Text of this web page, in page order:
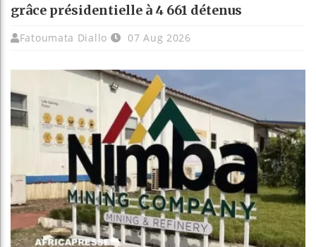
grâce présidentielle à 4 661 détenus
Fatoumata Diallo 07 Aug 2026